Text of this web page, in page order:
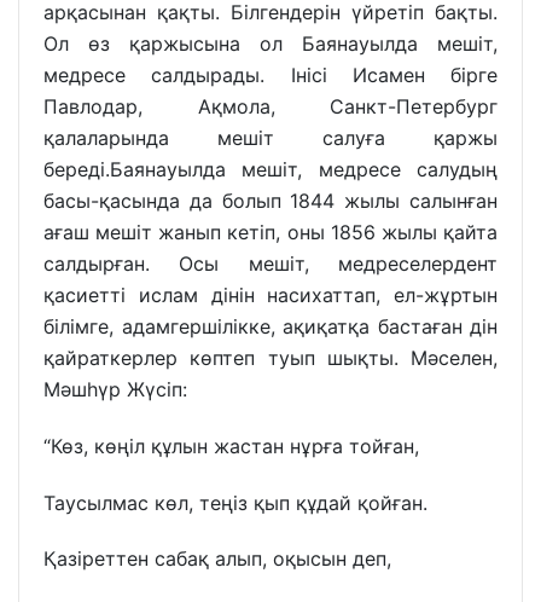
арқасынан қақты. Білгендерін үйретіп бақты.
Ол өз қаржысына ол Баянауылда мешіт,
медресе салдырады. Інісі Исамен бірге
Павлодар, Ақмола, Санкт-Петербург
қалаларында мешіт салуға қаржы
береді.Баянауылда мешіт, медресе салудың
басы-қасында да болып 1844 жылы салынған
ағаш мешіт жанып кетіп, оны 1856 жылы қайта
салдырған. Осы мешіт, медреселердент
қасиетті ислам дінін насихаттап, ел-жұртын
білімге, адамгершілікке, ақиқатқа бастаған дін
қайраткерлер көптеп туып шықты. Мәселен,
Мәшһүр Жүсіп:
“Көз, көңіл құлын жастан нұрға тойған,
Таусылмас көл, теңіз қып құдай қойған.
Қазіреттен сабақ алып, оқысын деп,